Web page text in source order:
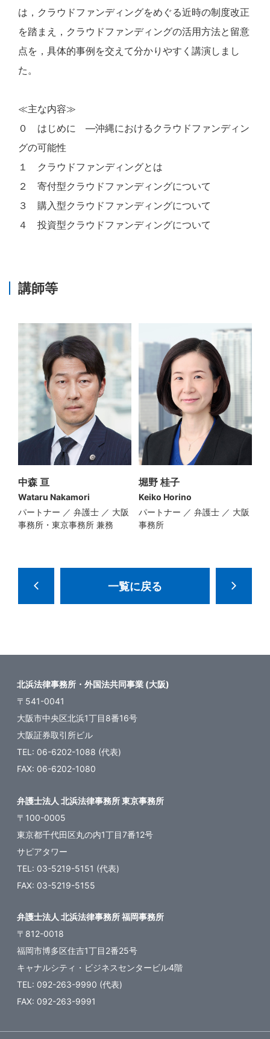
は，クラウドファンディングをめぐる近時の制度改正
を踏まえ，クラウドファンディングの活用方法と留意
点を，具体的事例を交えて分かりやすく講演しまし
た。
≪主な内容≫
０ はじめに ―沖縄におけるクラウドファンディン
グの可能性
１ クラウドファンディングとは
２ 寄付型クラウドファンディングについて
３ 購入型クラウドファンディングについて
４ 投資型クラウドファンディングについて
講師等
中森 亘
Wataru Nakamori
パートナー ／ 弁護士 ／ 大阪
事務所・東京事務所 兼務
堀野 桂子
Keiko Horino
パートナー ／ 弁護士 ／ 大阪
事務所
一覧に戻る
北浜法律事務所・外国法共同事業 (大阪)
〒541-0041
大阪市中央区北浜1丁目8番16号
大阪証券取引所ビル
TEL: 06-6202-1088 (代表)
FAX: 06-6202-1080
弁護士法人 北浜法律事務所 東京事務所
〒100-0005
東京都千代田区丸の内1丁目7番12号
サピアタワー
TEL: 03-5219-5151 (代表)
FAX: 03-5219-5155
弁護士法人 北浜法律事務所 福岡事務所
〒812-0018
福岡市博多区住吉1丁目2番25号
キャナルシティ・ビジネスセンタービル4階
TEL: 092-263-9990 (代表)
FAX: 092-263-9991